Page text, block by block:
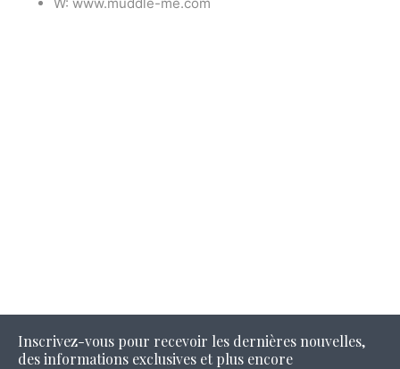
Inscrivez-vous pour recevoir les dernières nouvelles,
des informations exclusives et plus encore